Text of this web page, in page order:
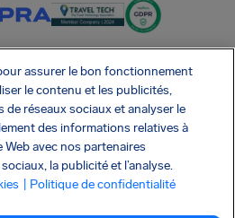
SocialTwitter
SocialInstagram
SocialLinkedin
APPLI GRATUITE
assurer le bon fonctionnement
le contenu et les publicités,
réseaux sociaux et analyser le
des informations relatives à
avec nos partenaires
la publicité et l’analyse.
| Politique de confidentialité